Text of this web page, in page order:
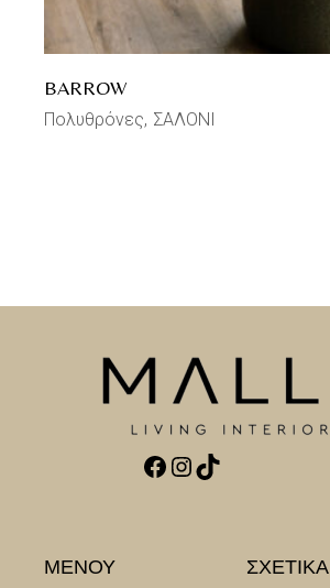
BARROW
Πολυθρόνες ΣΑΛΟΝΙ
Facebook
Instagram
TikTok
ΜΕΝΟΥ ΣΧΕΤΙΚΑ